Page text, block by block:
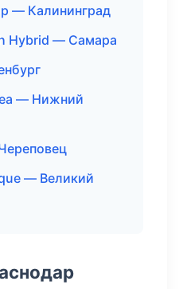
— Калининград
Hybrid — Самара
— Нижний
— Великий